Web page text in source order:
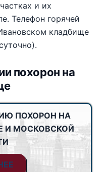
и их
Телефон горячей
кладбище
похорон на
ПОХОРОН НА
И МОСКОВСКОЙ